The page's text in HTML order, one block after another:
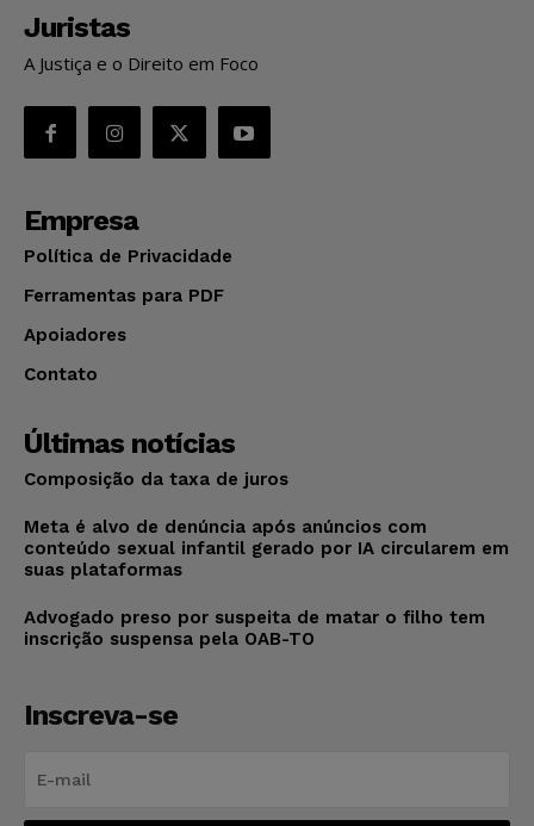
Juristas
A Justiça e o Direito em Foco
Empresa
Política de Privacidade
Ferramentas para PDF
Apoiadores
Contato
Últimas notícias
Composição da taxa de juros
Meta é alvo de denúncia após anúncios com
conteúdo sexual infantil gerado por IA circularem em
suas plataformas
Advogado preso por suspeita de matar o filho tem
inscrição suspensa pela OAB-TO
Inscreva-se